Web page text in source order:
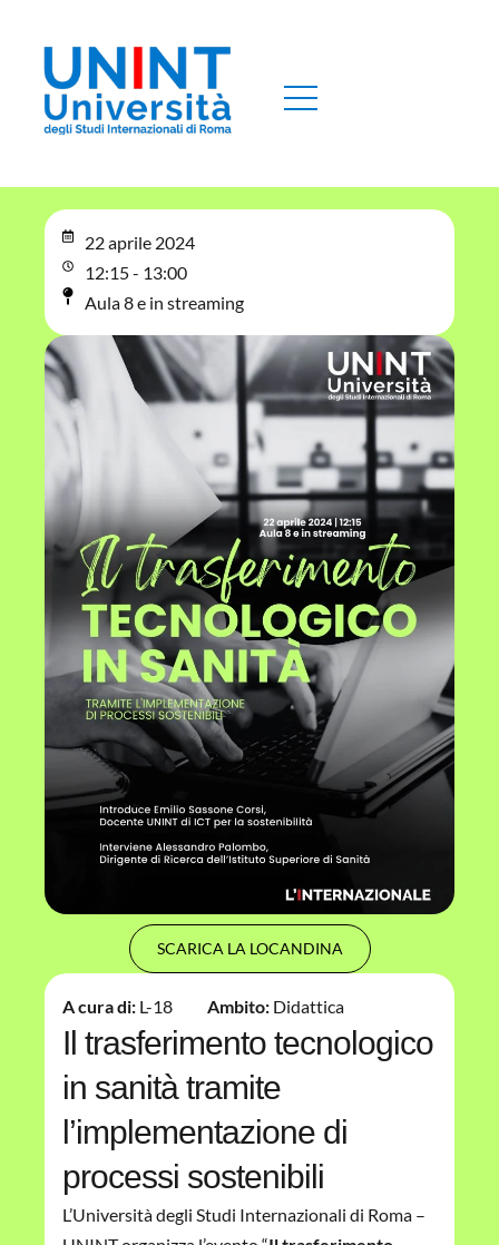
22 aprile 2024
12:15 - 13:00
Aula 8 e in streaming
SCARICA LA LOCANDINA
A cura di: L-18 Ambito: Didattica
Il trasferimento tecnologico
in sanità tramite
l’implementazione di
processi sostenibili
L’Università degli Studi Internazionali di Roma –